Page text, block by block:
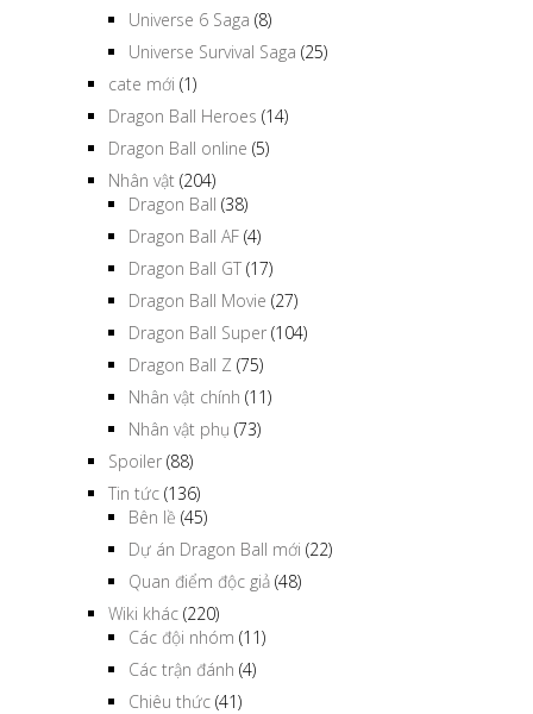
Universe 6 Saga (8)
Universe Survival Saga (25)
cate mới (1)
Dragon Ball Heroes (14)
Dragon Ball online (5)
Nhân vật (204)
Dragon Ball (38)
Dragon Ball AF (4)
Dragon Ball GT (17)
Dragon Ball Movie (27)
Dragon Ball Super (104)
Dragon Ball Z (75)
Nhân vật chính (11)
Nhân vật phụ (73)
Spoiler (88)
Tin tức (136)
Bên lề (45)
Dự án Dragon Ball mới (22)
Quan điểm độc giả (48)
Wiki khác (220)
Các đội nhóm (11)
Các trận đánh (4)
Chiêu thức (41)